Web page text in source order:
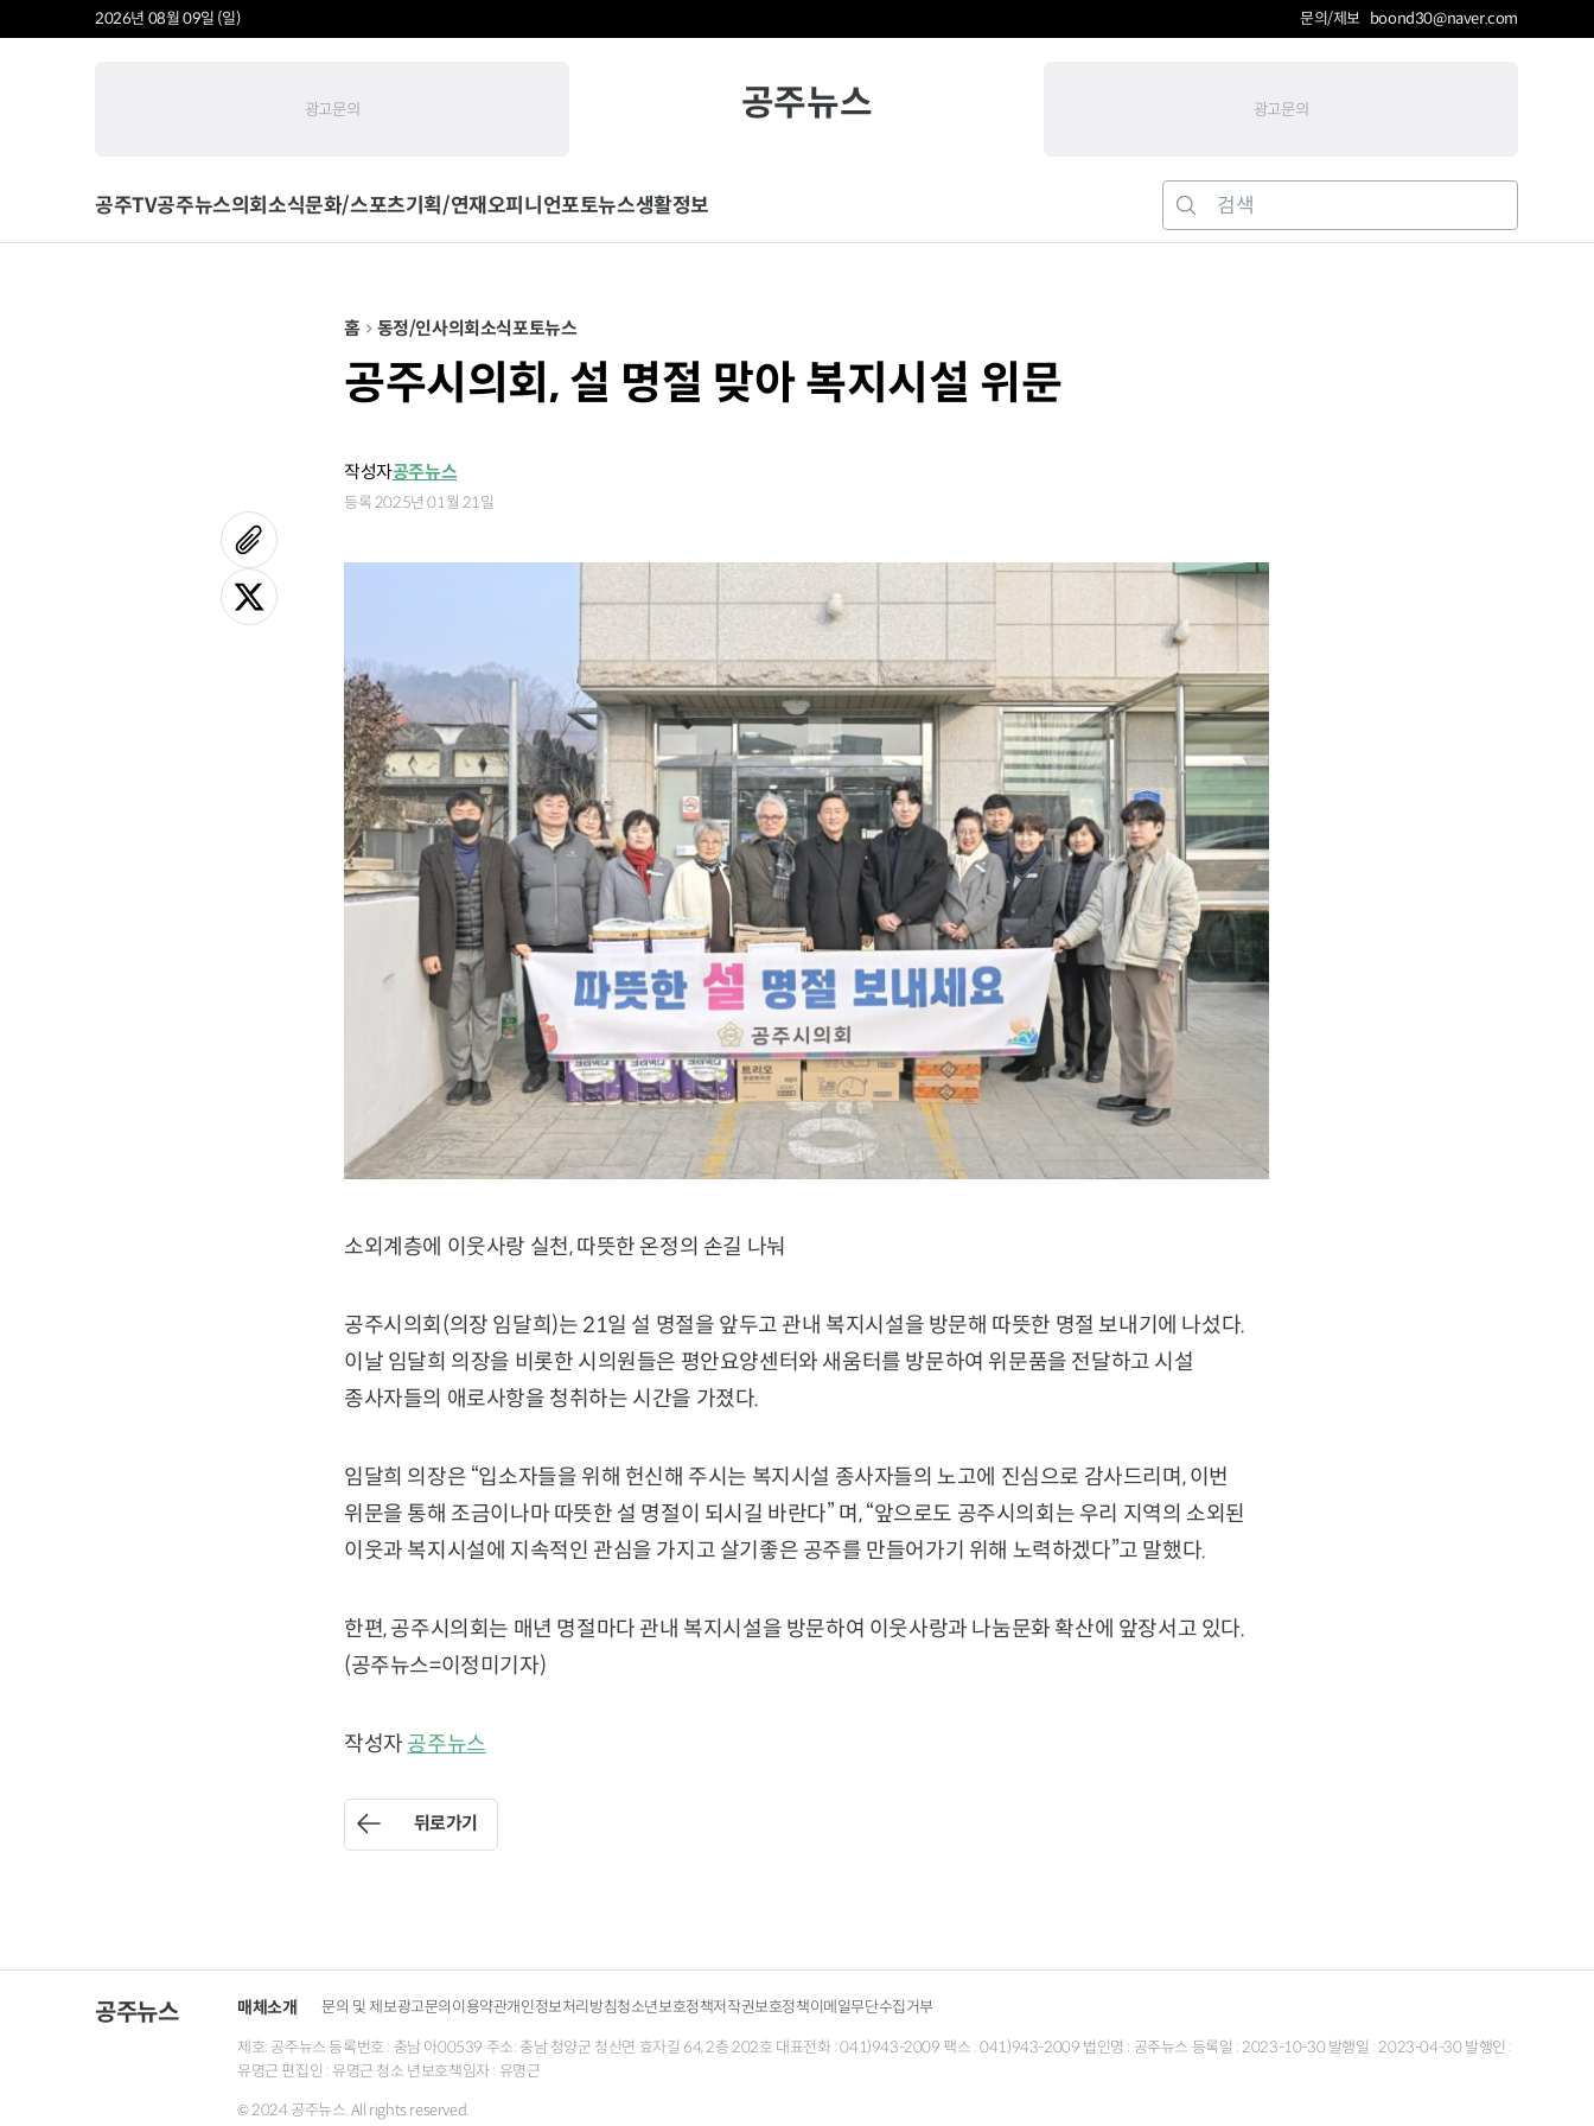
2026년 08월 09일 (일) 문의/제보 boond30@naver.com
광고문의 공주뉴스 광고문의
공주TV공주뉴스의회소식문화/스포츠기획/연재오피니언포토뉴스생활정보
홈 동정/인사의회소식포토뉴스
공주시의회, 설 명절 맞아 복지시설 위문
작성자공주뉴스
등록 2025년 01월 21일
소외계층에 이웃사랑 실천, 따뜻한 온정의 손길 나눠
공주시의회(의장 임달희)는 21일 설 명절을 앞두고 관내 복지시설을 방문해 따뜻한 명절 보내기에 나섰다.
이날 임달희 의장을 비롯한 시의원들은 평안요양센터와 새움터를 방문하여 위문품을 전달하고 시설
종사자들의 애로사항을 청취하는 시간을 가졌다.
임달희 의장은 “입소자들을 위해 헌신해 주시는 복지시설 종사자들의 노고에 진심으로 감사드리며, 이번
위문을 통해 조금이나마 따뜻한 설 명절이 되시길 바란다” 며, “앞으로도 공주시의회는 우리 지역의 소외된
이웃과 복지시설에 지속적인 관심을 가지고 살기좋은 공주를 만들어가기 위해 노력하겠다”고 말했다.
한편, 공주시의회는 매년 명절마다 관내 복지시설을 방문하여 이웃사랑과 나눔문화 확산에 앞장서고 있다.
(공주뉴스=이정미기자)
작성자 공주뉴스
뒤로가기
공주뉴스 매체소개 문의 및 제보광고문의이용약관개인정보처리방침청소년보호정책저작권보호정책이메일무단수집거부
제호: 공주뉴스 등록번호 : 충남 아00539 주소: 충남 청양군 청산면 효자길 64, 2층 202호 대표전화 : 041)943-2009 팩스 : 041)943-2009 법인명 : 공주뉴스 등록일 : 2023-10-30 발행일 : 2023-04-30 발행인 :
유명근 편집인 : 유명근 청소 년보호책임자 : 유명근
© 2024 공주뉴스. All rights reserved.